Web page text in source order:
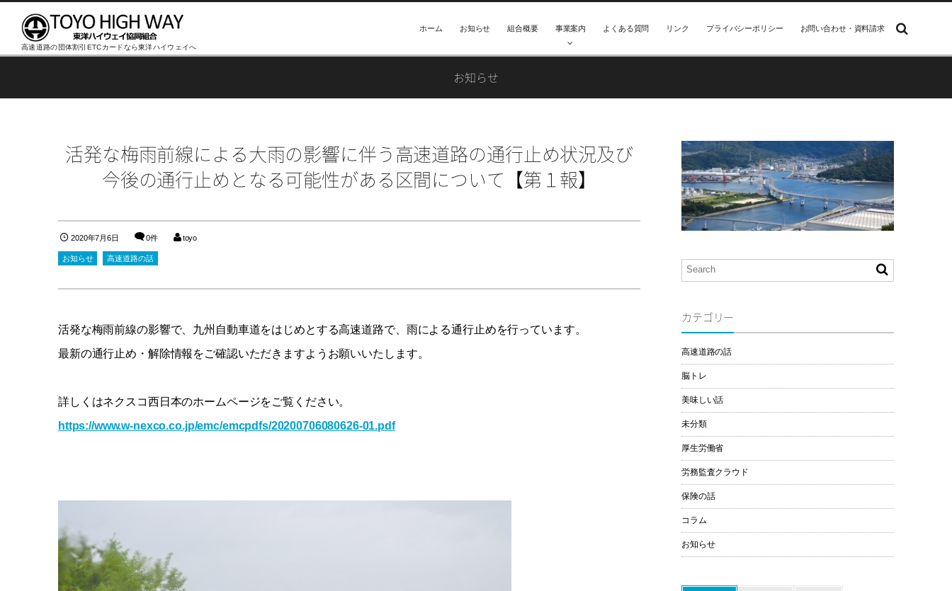
高速道路の団体割引ETCカードなら東洋ハイウェイへ
ホーム お知らせ 組合概要 事業案内 よくある質問 リンク プライバシーポリシー お問い合わせ・資料請求
お知らせ
活発な梅雨前線による大雨の影響に伴う高速道路の通行止め状況及び
今後の通行止めとなる可能性がある区間について【第１報】
2020年7月6日 0件 toyo
お知らせ 高速道路の話
活発な梅雨前線の影響で、九州自動車道をはじめとする高速道路で、雨による通行止めを行っています。
最新の通行止め・解除情報をご確認いただきますようお願いいたします。
詳しくはネクスコ西日本のホームページをご覧ください。
https://www.w-nexco.co.jp/emc/emcpdfs/20200706080626-01.pdf
カテゴリー
高速道路の話
脳トレ
美味しい話
未分類
厚生労働省
労務監査クラウド
保険の話
コラム
お知らせ